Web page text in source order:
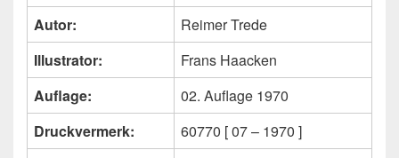
Autor:
Reimer Trede
Illustrator:
Frans Haacken
Auflage:
02. Auflage 1970
Druckvermerk:
60770 [ 07 – 1970 ]